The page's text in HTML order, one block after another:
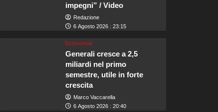
impegni” / Video
Redazione
6 Agosto 2026 : 23:15
Economia
Generali cresce a 2,5
miliardi nel primo
semestre, utile in forte
crescita
Marco Vaccarella
6 Agosto 2026 : 20:40